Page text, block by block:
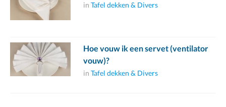
in Tafel dekken & Divers
Hoe vouw ik een servet (ventilator
vouw)?
in Tafel dekken & Divers